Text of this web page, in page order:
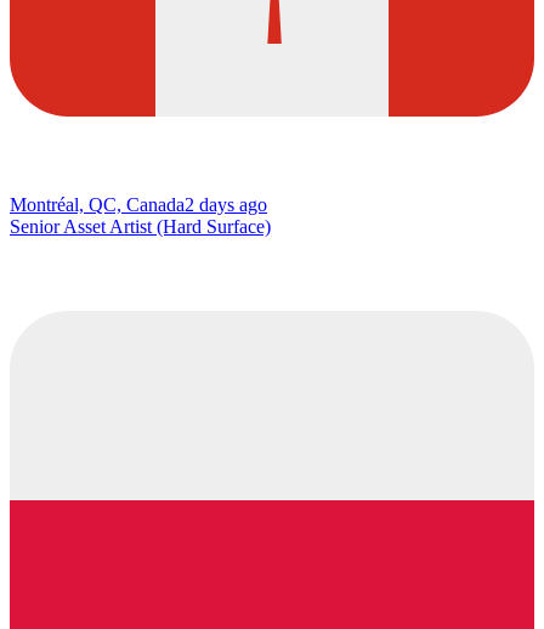
Montréal, QC, Canada2 days ago
Senior Asset Artist (Hard Surface)